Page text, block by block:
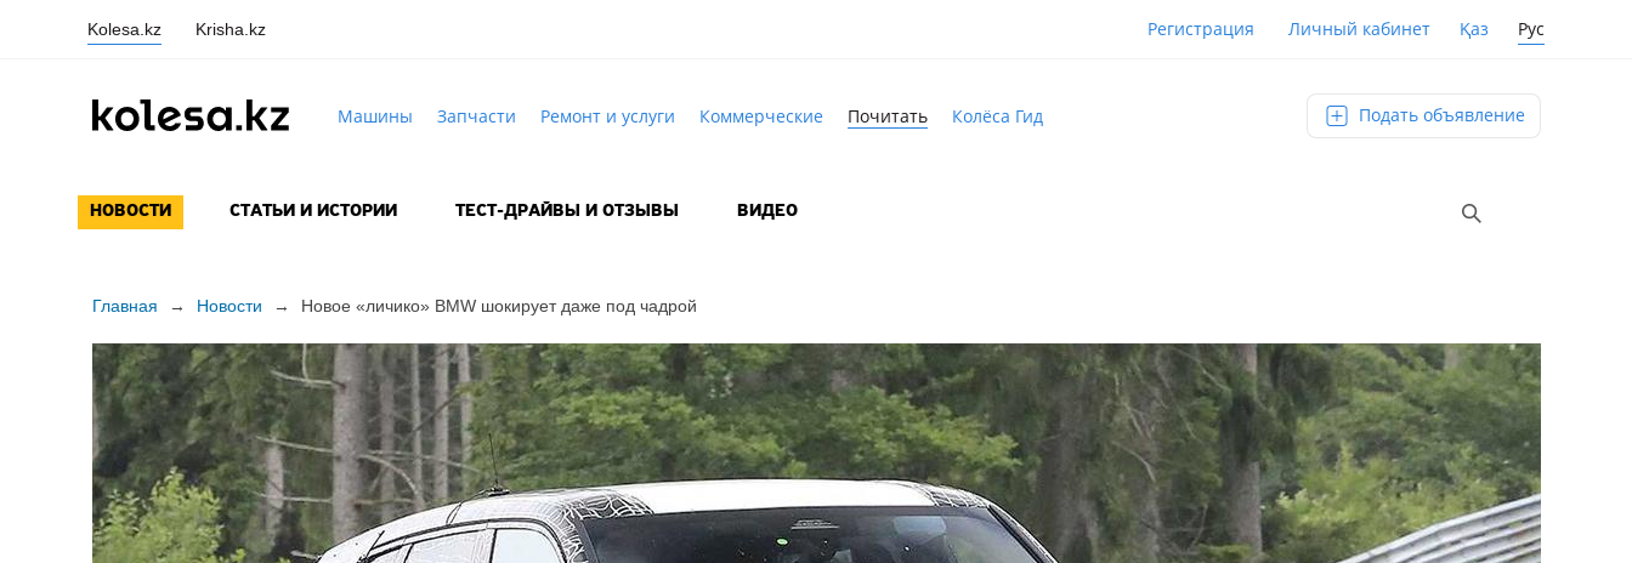
Kolesa.kz Krisha.kz Регистрация Личный кабинет Қаз Рус
Машины Запчасти Ремонт и услуги Коммерческие Почитать Колёса Гид Подать объявление
НОВОСТИ СТАТЬИ И ИСТОРИИ ТЕСТ-ДРАЙВЫ И ОТЗЫВЫ ВИДЕО
Главная → Новости → Новое «личико» BMW шокирует даже под чадрой